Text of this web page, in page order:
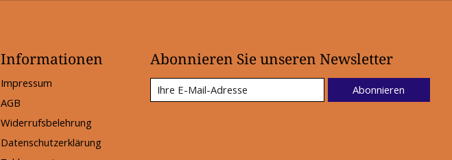
Informationen
Impressum
AGB
Widerrufsbelehrung
Datenschutzerklärung
Abonnieren Sie unseren Newsletter
Abonnieren